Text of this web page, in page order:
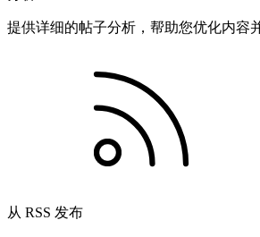
提供详细的帖子分析，帮助您优化内容
从 RSS 发布